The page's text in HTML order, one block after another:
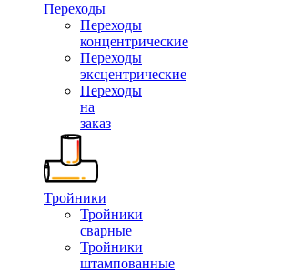
Переходы
Переходы
концентрические
Переходы
эксцентрические
Переходы
на
заказ
Тройники
Тройники
сварные
Тройники
штампованные